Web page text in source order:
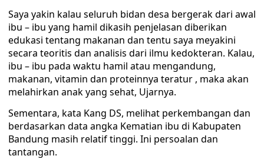
Saya yakin kalau seluruh bidan desa bergerak dari awal
ibu – ibu yang hamil dikasih penjelasan diberikan
edukasi tentang makanan dan tentu saya meyakini
secara teoritis dan analisis dari ilmu kedokteran. Kalau,
ibu – ibu pada waktu hamil atau mengandung,
makanan, vitamin dan proteinnya teratur , maka akan
melahirkan anak yang sehat, Ujarnya.
Sementara, kata Kang DS, melihat perkembangan dan
berdasarkan data angka Kematian ibu di Kabupaten
Bandung masih relatif tinggi. Ini persoalan dan
tantangan.